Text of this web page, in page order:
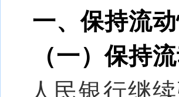
一、保持流
（一）保持
人民银行继